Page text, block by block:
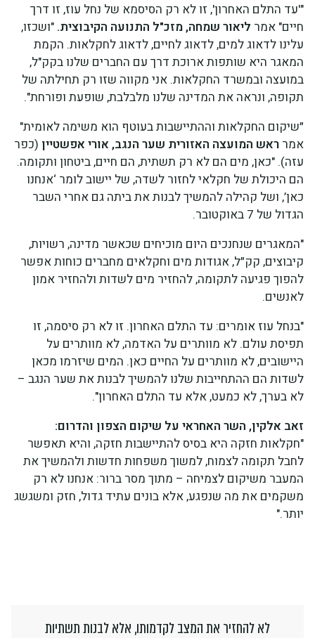
"'עד התלם האחרון', זו לא רק הסיסמא של נחל עוז, זו דרך
חיים" אמר ליאור שמחה, מזכ"ל התנועה הקיבוצית. "ושכזו,
עלינו לדאוג למים, לדאוג לחיים, לדאוג לחקלאות. הקמת
המאגר היא שותפות ארוכת דרך עם החברים שלנו בקק"ל,
במועצה ובמשרד החקלאות. אני מקווה שזו רק תחילתה של
תקופה, ונראה את המדינה שלנו מלבלבת, שופעת ופורחת".
״שיקום החקלאות וההתיישבות בעוטף הוא משימה לאומית"
אמר ראש המועצה האזורית שער הנגב, אורי אפשטיין (כפר
עזה). "כאן, מים הם לא רק תשתית, הם חיים, ביטחון ותקומה.
הם היכולת של חקלאי לחזור לשדה, של יישוב לומר ‘אנחנו
כאן’, ושל קהילה להמשיך לבנות את ביתה גם אחרי השבר
הגדול של 7 באוקטובר.
"המאגרים שנחנכים היום מוכיחים שכאשר מדינה, רשויות,
קיבוצים, קק״ל, אגודות מים וחקלאים מחברים כוחות אפשר
להפוך פגיעה לתקומה, להחזיר מים לשדות ולהחזיר אמון
לאנשים.
"בנחל עוז אומרים: עד התלם האחרון. זו לא רק סיסמה, זו
תפיסת עולם. לא מוותרים על האדמה, לא מוותרים על
היישובים, לא מוותרים על החיים כאן. המים שיזרמו מכאן
לשדות הם ההתחייבות שלנו להמשיך לבנות את שער הנגב –
לא בערך, לא כמעט, אלא עד התלם האחרון".
זאב אלקין, השר האחראי על שיקום הצפון והדרום:
"חקלאות חזקה היא בסיס להתיישבות חזקה, והיא תאפשר
לחבל תקומה לצמוח, למשוך משפחות חדשות ולהמשיך את
המעבר משיקום לצמיחה – מתוך מסר ברור: אנחנו לא רק
משקמים את מה שנפגע, אלא בונים עתיד גדול, חזק ומשגשג
יותר."
לא להחזיר את המצב לקדמותו, אלא לבנות תשתיות